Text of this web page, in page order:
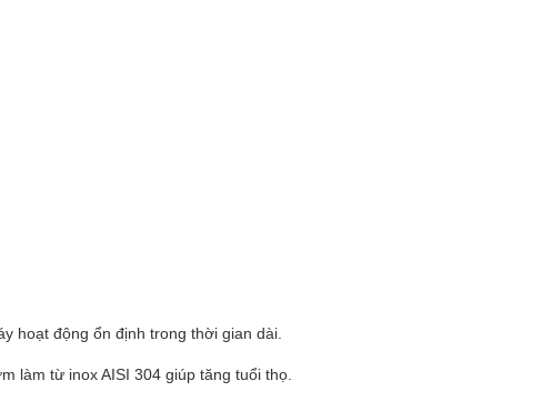
hoạt động ổn định trong thời gian dài.
làm từ inox AISI 304 giúp tăng tuổi thọ.